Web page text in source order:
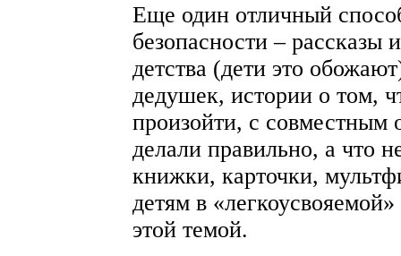
Еще один отличный
безопасности – рассказы
детства (дети это
дедушек, истории о том,
произойти, с совместным
делали правильно, а что
книжки, карточки,
детям в
этой темой.